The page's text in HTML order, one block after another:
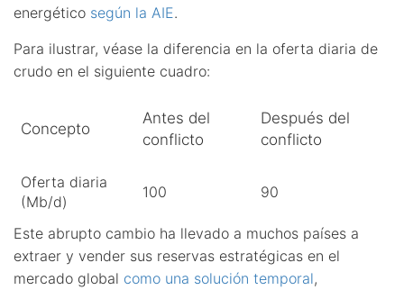
energético según la AIE.
Para ilustrar, véase la diferencia en la oferta diaria de
crudo en el siguiente cuadro:
Concepto
Antes del
conflicto
Después del
conflicto
Oferta diaria
(Mb/d)
100 90
Este abrupto cambio ha llevado a muchos países a
extraer y vender sus reservas estratégicas en el
mercado global como una solución temporal,